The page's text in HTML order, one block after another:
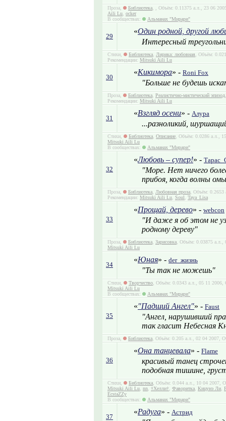
Проза, Библиотека
, Объём: 0.11375 а.л., 23 06
Aili Lu ocker
В сообществах:
Альманах "Мирари"
29
«Один родной, другой
Интересный
Стихи, Библиотека Лирика: любовная , Объём:
Рекомендации: Mitsuki Aili Lu
30
«Кикимора» - Roni Fox
"Больше не будешь
Проза, Библиотека Реалистично-мистический эпизод
Рекомендации: Mitsuki Aili Lu
31
«Взгляд осени» - Алура
...разноликий,
Стихи, Библиотека Описание , Объём: 0.0286 а.л.,
Mitsuki Aili Lu
В сообществах:
Альманах "Мирари"
32
«Любовь – супер!» -
"Море. Нет ничего
прибоя, когда волны
Проза, Библиотека Любовная проза , Объём:
Рекомендации: Mitsuki Aili Lu Soul Taya_Lisa
33
«Прощай, дерево» - webcon
"И даже я об этом не
родному дереву"
Проза, Библиотека Зарисовка , Объём: 0.03875
Mitsuki Aili Lu
34
«Юная» - der_жизнь
"Ты так не можешь"
Стихи, Творчество , Объём: 0.0343 а.л., 05 11
Mitsuki Aili Lu
В сообществах:
Альманах "Мирари"
35
«"Падший Ангел"» - Faust
"Ангел, нарушивший
так гласит Небесная
Проза, Библиотека , Объём: 0.205 а.л., 02 04 2007,
36
«Она танцевала» - Flame
красивый танец
подобная тишине,
Стихи, Библиотека , Объём: 0.044 а.л., 10 04 2007,
Mitsuki Aili Lu nn †Хелли† Фаворитка Кицунэ Ли
EcstaZZy
В сообществах:
Альманах "Мирари"
37
«Радуга» - Астрид